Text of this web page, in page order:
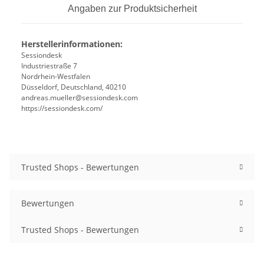
Angaben zur Produktsicherheit
Herstellerinformationen:
Sessiondesk
Industriestraße 7
Nordrhein-Westfalen
Düsseldorf, Deutschland, 40210
andreas.mueller@sessiondesk.com
https://sessiondesk.com/
Trusted Shops - Bewertungen
Bewertungen
Trusted Shops - Bewertungen